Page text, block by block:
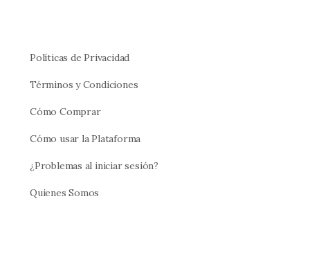
Políticas de Privacidad
Términos y Condiciones
Cómo Comprar
Cómo usar la Plataforma
¿Problemas al iniciar sesión?
Quienes Somos